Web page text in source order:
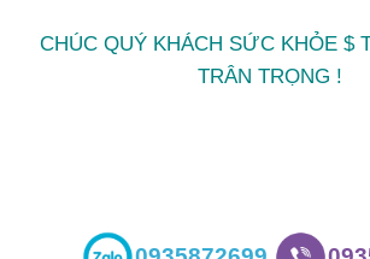
CHÚC QUÝ KHÁCH SỨC KHỎE $
TRÂN TRỌNG !